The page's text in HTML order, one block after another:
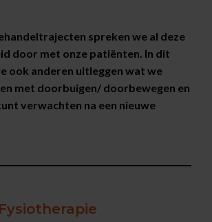
spreken we al deze
door met onze patiënten. In dit
ook anderen uitleggen wat we
met doorbuigen/ doorbewegen en
verwachten na een nieuwe